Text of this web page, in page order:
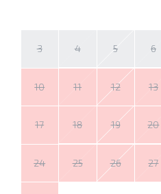
3 4 5 6
10 11 12 13
17 18 19 20
24 25 26 27